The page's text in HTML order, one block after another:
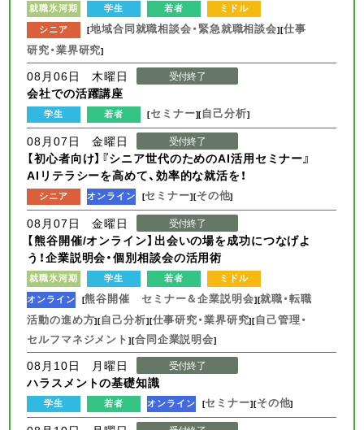
就職氷河期 学生 若者
ミドル
シニア
[地域合同就職相談会・緊急就職相談会][仕事
研究・業界研究]
08月06日 木曜日 受付終了
会社での活躍講座
学生 若者 [セミナー][自己分析]
08月07日 金曜日 受付終了
【初心者向け】『シニア世代のためのAI活用セミナー』
AIリテラシーを高めて、効率的な就活を！
シニア オンライン [セミナー][その他]
08月07日 金曜日 受付終了
【熊谷開催/オンライン】出会いの場を成功につなげよ
う！企業説明会・個別相談会の活用術
就職氷河期 学生 若者
ミドル
オンライン [熊谷開催 セミナー＆企業説明会][就職・転職
活動の進め方][自己分析][仕事研究・業界研究][自己管理・
セルフマネジメント][合同企業説明会]
08月10日 月曜日 受付終了
ハラスメントの基礎知識
学生 若者 オンライン [セミナー][その他]